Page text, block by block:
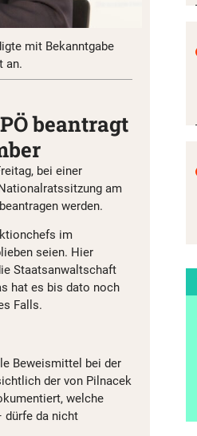
mit Bekanntgabe
an.
beantragt
bei einer
am
werden.
im
seien. Hier
Staatsanwaltschaft
hat es bis dato noch
Falls.
Beweismittel bei der
der von Pilnacek
welche
dürfe da nicht